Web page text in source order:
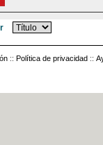
:: Política de privacidad ::